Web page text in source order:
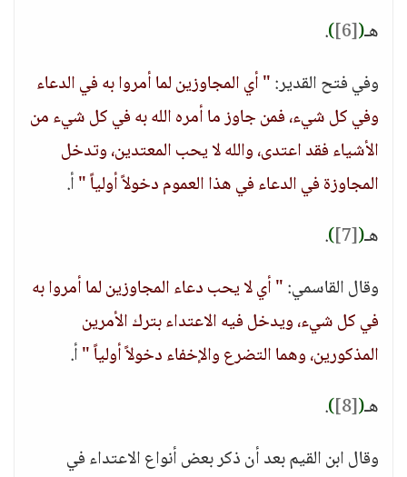
هـ(
[6]
)
.
وفي فتح القدير:" أي المجاوزين لما أمروا به في الدعاء
وفي كل شيء، فمن جاوز ما أمره الله به في كل شيء من
الأشياء فقد اعتدى، والله لا يحب المعتدين، وتدخل
المجاوزة في الدعاء في هذا العموم دخولاً أولياً "أ.
هـ(
[7]
)
.
وقال القاسمي:" أي لا يحب دعاء المجاوزين لما أمروا به
في كل شيء، ويدخل فيه الاعتداء بترك الأمرين
المذكورين، وهما التضرع والإخفاء دخولاً أولياً "أ.
هـ(
[8]
)
.
وقال ابن القيم بعد أن ذكر بعض أنواع الاعتداء في